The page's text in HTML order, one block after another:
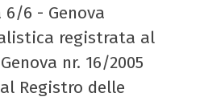
6 - Genova
registrata al
nr. 16/2005
Registro delle